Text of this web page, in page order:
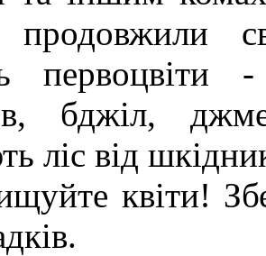
первоцвіти -
бджіл,
ліс від
квіти!